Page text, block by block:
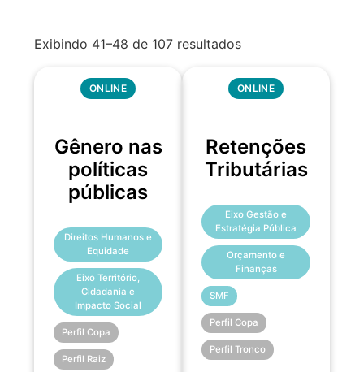
Exibindo 41–48 de 107 resultados
ONLINE
Gênero nas
políticas
públicas
Direitos Humanos e
Equidade
Eixo Território,
Cidadania e
Impacto Social
Perfil Copa
Perfil Raiz
ONLINE
Retenções
Tributárias
Eixo Gestão e
Estratégia Pública
Orçamento e
Finanças
SMF
Perfil Copa
Perfil Tronco